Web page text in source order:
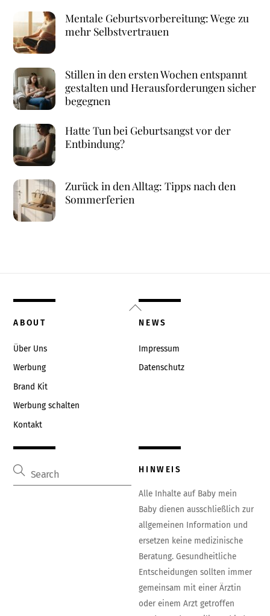
Mentale Geburtsvorbereitung: Wege zu
mehr Selbstvertrauen
Stillen in den ersten Wochen entspannt
gestalten und Herausforderungen sicher
begegnen
Hatte Tun bei Geburtsangst vor der
Entbindung?
Zurück in den Alltag: Tipps nach den
Sommerferien
Back
To
ABOUT
Über Uns
Werbung
Brand Kit
Werbung schalten
Kontakt
NEWS
Impressum
Datenschutz
HINWEIS
Alle Inhalte auf Baby mein
Baby dienen ausschließlich zur
allgemeinen Information und
ersetzen keine medizinische
Beratung. Gesundheitliche
Entscheidungen sollten immer
gemeinsam mit einer Ärztin
oder einem Arzt getroffen